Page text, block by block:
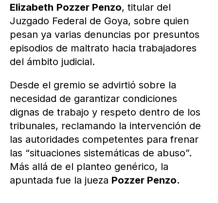
Elizabeth Pozzer Penzo, titular del
Juzgado Federal de Goya, sobre quien
pesan ya varias denuncias por presuntos
episodios de maltrato hacia trabajadores
del ámbito judicial.
Desde el gremio se advirtió sobre la
necesidad de garantizar condiciones
dignas de trabajo y respeto dentro de los
tribunales, reclamando la intervención de
las autoridades competentes para frenar
las “situaciones sistemáticas de abuso”.
Más allá de el planteo genérico, la
apuntada fue la jueza Pozzer Penzo.